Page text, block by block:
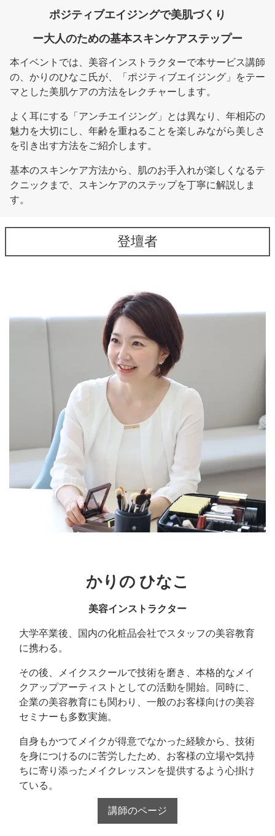
ポジティブエイジングで美肌づくり
ー大人のための基本スキンケアステップー
本イベントでは、美容インストラクターで本サービス講師
の、かりのひなこ氏が、「ポジティブエイジング」をテー
マとした美肌ケアの方法をレクチャーします。
よく耳にする「アンチエイジング」とは異なり、年相応の
魅力を大切にし、年齢を重ねることを楽しみながら美しさ
を引き出す方法をご紹介します。
基本のスキンケア方法から、肌のお手入れが楽しくなるテ
クニックまで、スキンケアのステップを丁寧に解説しま
す。
登壇者
かりの ひなこ
美容インストラクター
大学卒業後、国内の化粧品会社でスタッフの美容教育
に携わる。
その後、メイクスクールで技術を磨き、本格的なメイ
クアップアーティストとしての活動を開始。同時に、
企業の美容教育にも関わり、一般のお客様向けの美容
セミナーも多数実施。
自身もかつてメイクが得意でなかった経験から、技術
を身につけるのに苦労したため、お客様の立場や気持
ちに寄り添ったメイクレッスンを提供するよう心掛け
ている。
講師のページ